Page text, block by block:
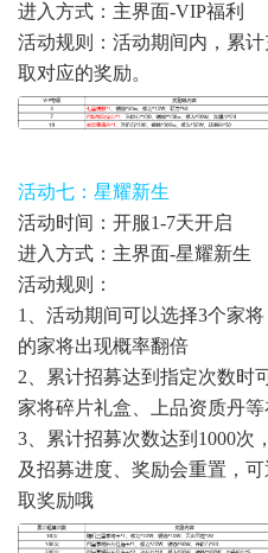
进入方式：主界面-VIP福利
活动规则：活动期间内，累
取对应的奖励。
活动七：星耀新生
活动时间：开服1-7天开启
进入方式：主界面-星耀新生
活动规则：
1、活动期间可以选择3个家
的家将出现概率翻倍
2、累计招募达到指定次数时
家将碎片礼盒、上品资质丹
3、累计招募次数达到1000次
及招募进度、奖励会重置，
取奖励哦